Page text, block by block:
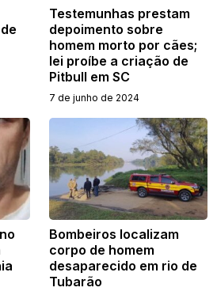
Testemunhas prestam
depoimento sobre
homem morto por cães;
lei proíbe a criação de
Pitbull em SC
7 de junho de 2024
Bombeiros localizam
corpo de homem
desaparecido em rio de
Tubarão